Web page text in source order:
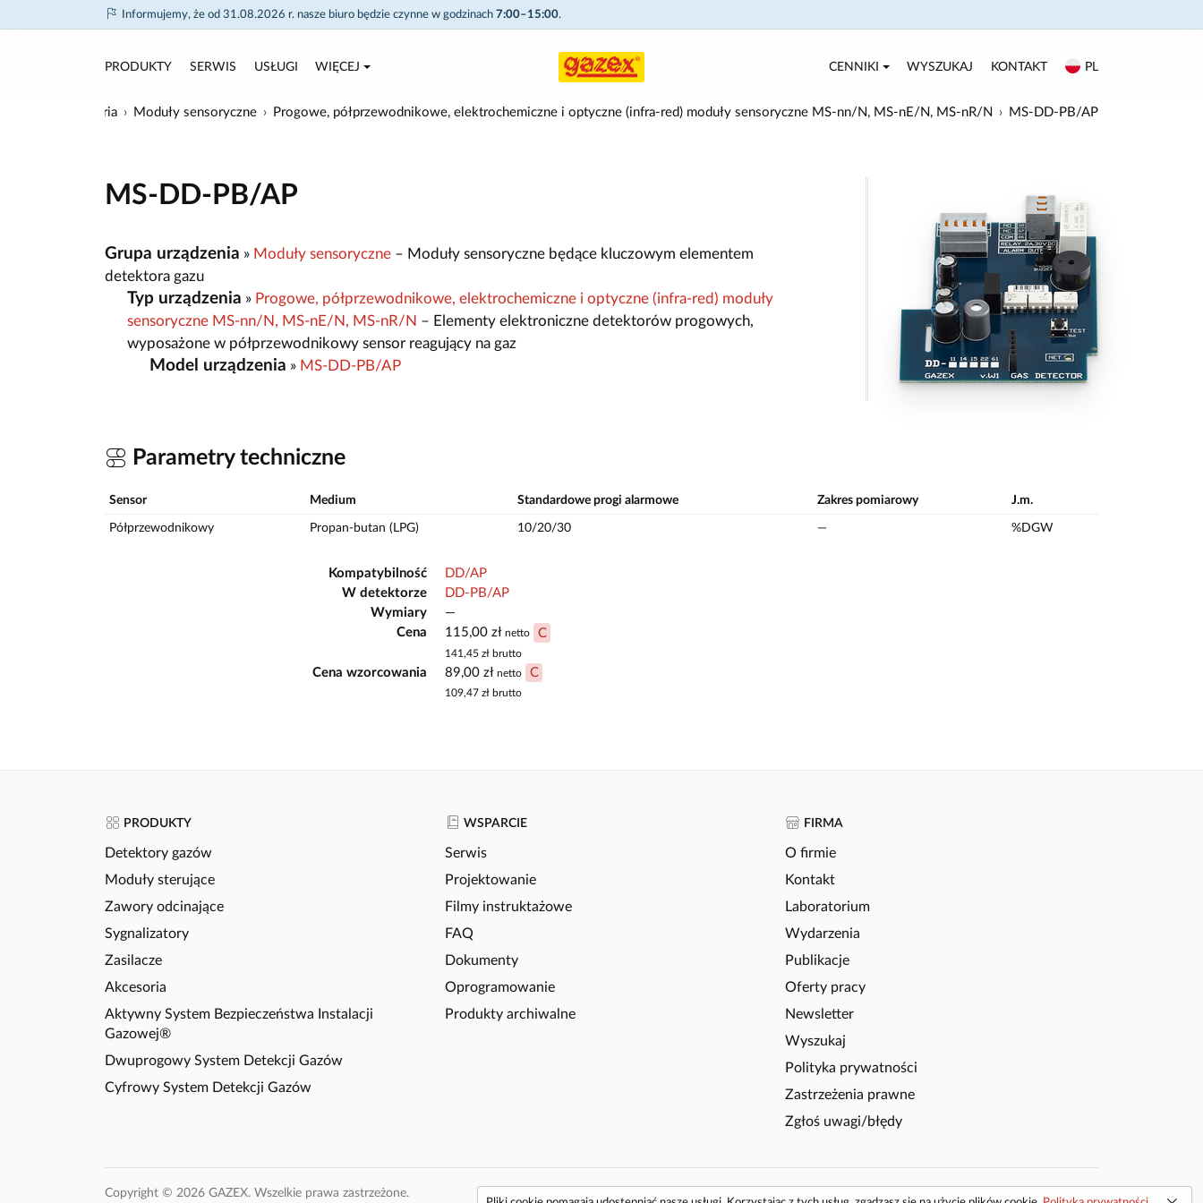
Informujemy, że od 31.08.2026 r. nasze biuro będzie czynne w godzinach 7:00–15:00.
PRODUKTY SERWIS USŁUGI WIĘCEJ CENNIKI WYSZUKAJ KONTAKT PL
Akcesoria Moduły sensoryczne Progowe, półprzewodnikowe, elektrochemiczne i optyczne (infra-red) moduły sensoryczne MS-nn/N, MS-nE/N, MS-nR/N MS-DD-PB/AP
MS-DD-PB/AP
Grupa urządzenia » Moduły sensoryczne – Moduły sensoryczne będące kluczowym elementem
detektora gazu
Typ urządzenia » Progowe, półprzewodnikowe, elektrochemiczne i optyczne (infra-red) moduły
sensoryczne MS-nn/N, MS-nE/N, MS-nR/N – Elementy elektroniczne detektorów progowych,
wyposażone w półprzewodnikowy sensor reagujący na gaz
Model urządzenia » MS-DD-PB/AP
Parametry techniczne
Sensor Medium Standardowe progi alarmowe Zakres pomiarowy J.m.
Półprzewodnikowy Propan-butan (LPG) 10/20/30 — %DGW
Kompatybilność
DD/AP
W detektorze
DD-PB/AP
Wymiary
—
Cena
115,00 zł netto C
141,45 zł brutto
Cena wzorcowania 89,00 zł netto C
109,47 zł brutto
PRODUKTY
Detektory gazów
Moduły sterujące
Zawory odcinające
Sygnalizatory
Zasilacze
Akcesoria
Aktywny System Bezpieczeństwa Instalacji
Gazowej®
Dwuprogowy System Detekcji Gazów
Cyfrowy System Detekcji Gazów
WSPARCIE
Serwis
Projektowanie
Filmy instruktażowe
FAQ
Dokumenty
Oprogramowanie
Produkty archiwalne
FIRMA
O firmie
Kontakt
Laboratorium
Wydarzenia
Publikacje
Oferty pracy
Newsletter
Wyszukaj
Polityka prywatności
Zastrzeżenia prawne
Zgłoś uwagi/błędy
Copyright © 2026 GAZEX. Wszelkie prawa zastrzeżone.